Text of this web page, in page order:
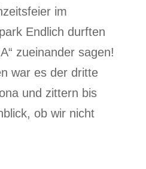
im
Endlich durften
zueinander sagen!
war es der dritte
und zittern bis
ob wir nicht